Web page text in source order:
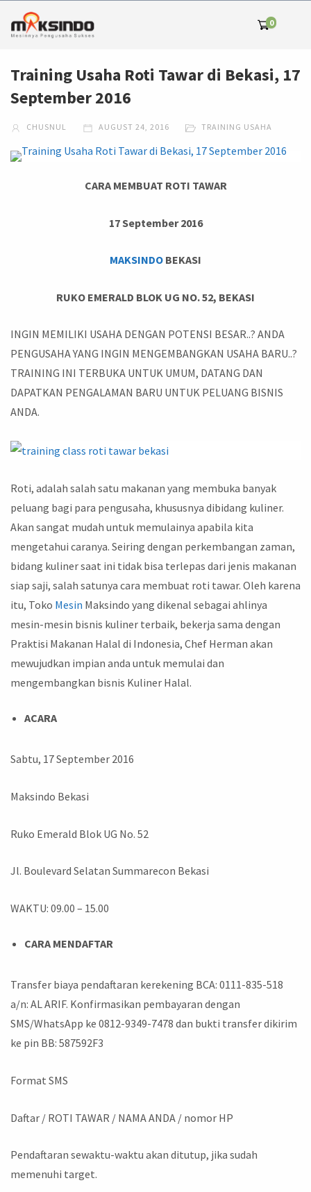
0
Training Usaha Roti Tawar di Bekasi, 17
September 2016
CHUSNUL AUGUST 24, 2016 TRAINING USAHA
CARA MEMBUAT ROTI TAWAR
17 September 2016
MAKSINDO BEKASI
RUKO EMERALD BLOK UG NO. 52, BEKASI
INGIN MEMILIKI USAHA DENGAN POTENSI BESAR..? ANDA
PENGUSAHA YANG INGIN MENGEMBANGKAN USAHA BARU..?
TRAINING INI TERBUKA UNTUK UMUM, DATANG DAN
DAPATKAN PENGALAMAN BARU UNTUK PELUANG BISNIS
ANDA.
Roti, adalah salah satu makanan yang membuka banyak
peluang bagi para pengusaha, khususnya dibidang kuliner.
Akan sangat mudah untuk memulainya apabila kita
mengetahui caranya. Seiring dengan perkembangan zaman,
bidang kuliner saat ini tidak bisa terlepas dari jenis makanan
siap saji, salah satunya cara membuat roti tawar. Oleh karena
itu, Toko Mesin Maksindo yang dikenal sebagai ahlinya
mesin-mesin bisnis kuliner terbaik, bekerja sama dengan
Praktisi Makanan Halal di Indonesia, Chef Herman akan
mewujudkan impian anda untuk memulai dan
mengembangkan bisnis Kuliner Halal.
ACARA
Sabtu, 17 September 2016
Maksindo Bekasi
Ruko Emerald Blok UG No. 52
Jl. Boulevard Selatan Summarecon Bekasi
WAKTU: 09.00 – 15.00
CARA MENDAFTAR
Transfer biaya pendaftaran kerekening BCA: 0111-835-518
a/n: AL ARIF. Konfirmasikan pembayaran dengan
SMS/WhatsApp ke 0812-9349-7478 dan bukti transfer dikirim
ke pin BB: 587592F3
Format SMS
Daftar / ROTI TAWAR / NAMA ANDA / nomor HP
Pendaftaran sewaktu-waktu akan ditutup, jika sudah
memenuhi target.